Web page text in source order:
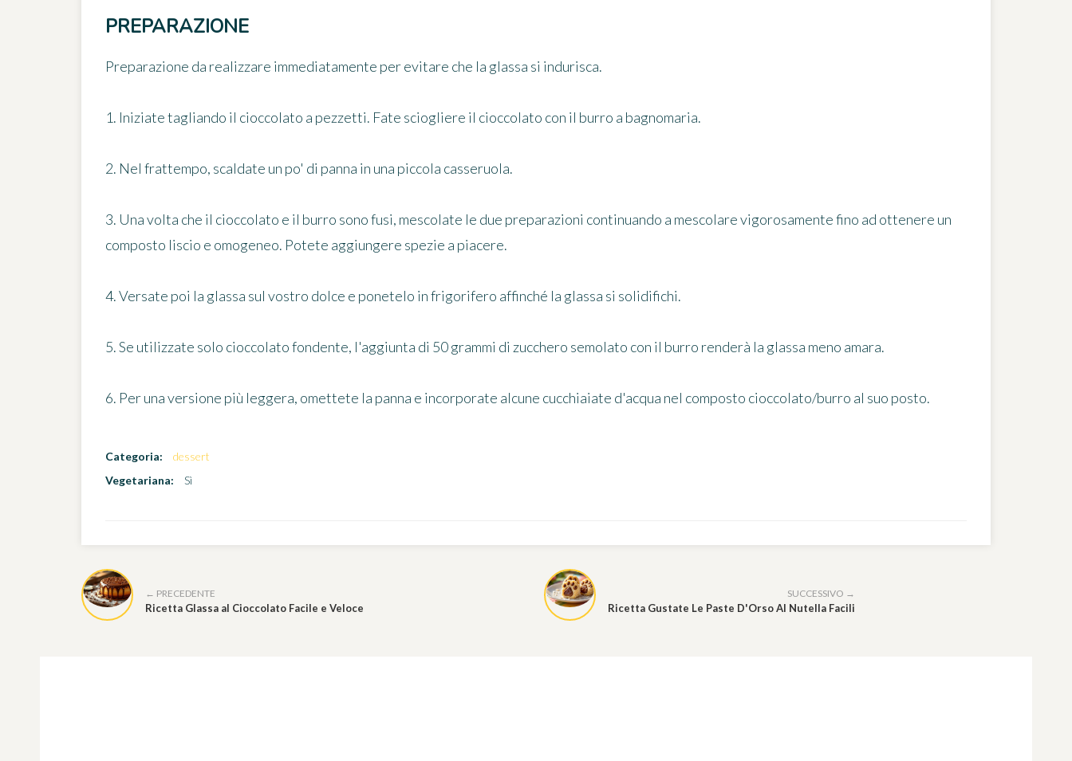
PREPARAZIONE
Preparazione da realizzare immediatamente per evitare che la glassa si indurisca.
1. Iniziate tagliando il cioccolato a pezzetti. Fate sciogliere il cioccolato con il burro a bagnomaria.
2. Nel frattempo, scaldate un po' di panna in una piccola casseruola.
3. Una volta che il cioccolato e il burro sono fusi, mescolate le due preparazioni continuando a mescolare vigorosamente fino ad ottenere un
composto liscio e omogeneo. Potete aggiungere spezie a piacere.
4. Versate poi la glassa sul vostro dolce e ponetelo in frigorifero affinché la glassa si solidifichi.
5. Se utilizzate solo cioccolato fondente, l'aggiunta di 50 grammi di zucchero semolato con il burro renderà la glassa meno amara.
6. Per una versione più leggera, omettete la panna e incorporate alcune cucchiaiate d'acqua nel composto cioccolato/burro al suo posto.
Categoria:
dessert
Vegetariana:
Sì
← PRECEDENTE
Ricetta Glassa al Cioccolato Facile e Veloce
SUCCESSIVO →
Ricetta Gustate Le Paste D'Orso Al Nutella Facili